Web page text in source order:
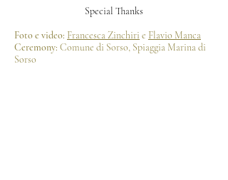
Special Thanks
Foto e video: Francesca Zinchiri e Flavio Manca
Ceremony: Comune di Sorso, Spiaggia Marina di
Sorso